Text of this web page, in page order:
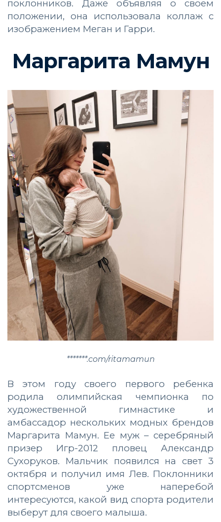
поклонников. Даже объявляя о своем
положении, она использовала коллаж с
изображением Меган и Гарри.
Маргарита Мамун
*******.com/ritamamun
В этом году своего первого ребенка
родила олимпийская чемпионка по
художественной гимнастике и
амбассадор нескольких модных брендов
Маргарита Мамун. Ее муж – серебряный
призер Игр-2012 пловец Александр
Сухоруков. Мальчик появился на свет 3
октября и получил имя Лев. Поклонники
спортсменов уже наперебой
интересуются, какой вид спорта родители
выберут для своего малыша.